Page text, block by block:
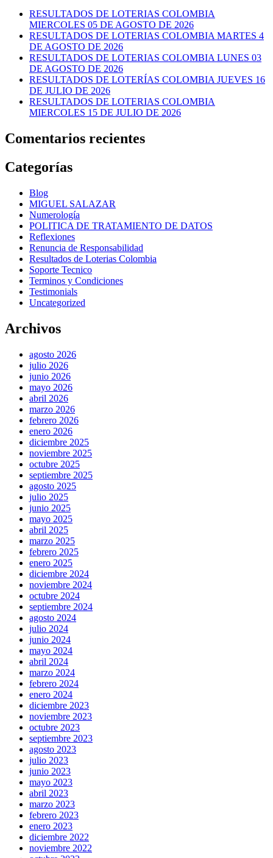
RESULTADOS DE LOTERIAS COLOMBIA
MIERCOLES 05 DE AGOSTO DE 2026
RESULTADOS DE LOTERIAS COLOMBIA MARTES 4
DE AGOSTO DE 2026
RESULTADOS DE LOTERIAS COLOMBIA LUNES 03
DE AGOSTO DE 2026
RESULTADOS DE LOTERÍAS COLOMBIA JUEVES 16
DE JULIO DE 2026
RESULTADOS DE LOTERIAS COLOMBIA
MIERCOLES 15 DE JULIO DE 2026
Comentarios recientes
Categorías
Blog
MIGUEL SALAZAR
Numerología
POLITICA DE TRATAMIENTO DE DATOS
Reflexiones
Renuncia de Responsabilidad
Resultados de Loterias Colombia
Soporte Tecnico
Terminos y Condiciones
Testimonials
Uncategorized
Archivos
agosto 2026
julio 2026
junio 2026
mayo 2026
abril 2026
marzo 2026
febrero 2026
enero 2026
diciembre 2025
noviembre 2025
octubre 2025
septiembre 2025
agosto 2025
julio 2025
junio 2025
mayo 2025
abril 2025
marzo 2025
febrero 2025
enero 2025
diciembre 2024
noviembre 2024
octubre 2024
septiembre 2024
agosto 2024
julio 2024
junio 2024
mayo 2024
abril 2024
marzo 2024
febrero 2024
enero 2024
diciembre 2023
noviembre 2023
octubre 2023
septiembre 2023
agosto 2023
julio 2023
junio 2023
mayo 2023
abril 2023
marzo 2023
febrero 2023
enero 2023
diciembre 2022
noviembre 2022